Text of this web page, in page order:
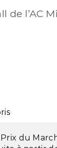
de l’AC
du